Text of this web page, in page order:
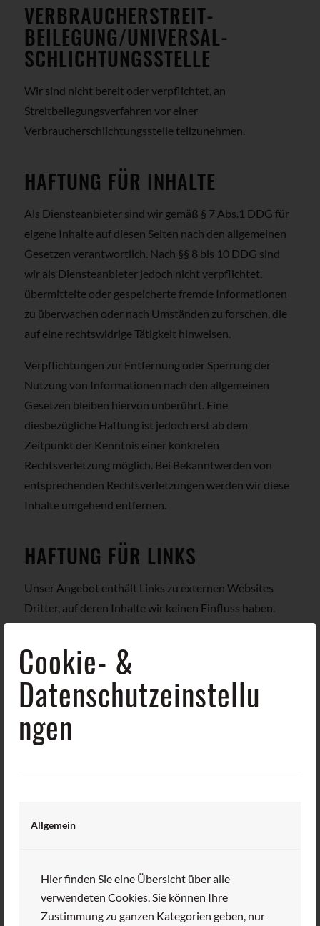
Cookie- &
Datenschutzeinstellu
ngen
Allgemein
Hier finden Sie eine Übersicht über alle
verwendeten Cookies. Sie können Ihre
Zustimmung zu ganzen Kategorien geben, nur
VERBRAUCHER­STREIT­
BEILEGUNG/UNIVERSAL­
SCHLICHTUNGS­STELLE
Wir sind nicht bereit oder verpflichtet, an
Streitbeilegungsverfahren vor einer
Verbraucherschlichtungsstelle teilzunehmen.
HAFTUNG FÜR INHALTE
Als Diensteanbieter sind wir gemäß § 7 Abs.1 DDG für
eigene Inhalte auf diesen Seiten nach den allgemeinen
Gesetzen verantwortlich. Nach §§ 8 bis 10 DDG sind
wir als Diensteanbieter jedoch nicht verpflichtet,
übermittelte oder gespeicherte fremde Informationen
zu überwachen oder nach Umständen zu forschen, die
auf eine rechtswidrige Tätigkeit hinweisen.
Verpflichtungen zur Entfernung oder Sperrung der
Nutzung von Informationen nach den allgemeinen
Gesetzen bleiben hiervon unberührt. Eine
diesbezügliche Haftung ist jedoch erst ab dem
Zeitpunkt der Kenntnis einer konkreten
Rechtsverletzung möglich. Bei Bekanntwerden von
entsprechenden Rechtsverletzungen werden wir diese
Inhalte umgehend entfernen.
HAFTUNG FÜR LINKS
Unser Angebot enthält Links zu externen Websites
Dritter, auf deren Inhalte wir keinen Einfluss haben.
Deshalb können wir für diese fremden Inhalte auch
keine Gewähr übernehmen. Für die Inhalte der
verlinkten Seiten ist stets der jeweilige Anbieter oder
Betreiber der Seiten verantwortlich. Die verlinkten
Seiten wurden zum Zeitpunkt der Verlinkung auf
mögliche Rechtsverstöße überprüft. Rechtswidrige
Inhalte waren zum Zeitpunkt der Verlinkung nicht
Seiten ist jedoch ohne konkrete Anhaltspunkte einer
umgehend entfernen.